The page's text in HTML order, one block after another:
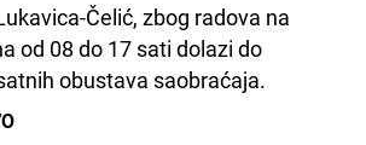
Čelić, zbog radova na
od 08 do 17 sati dolazi do
obustava saobraćaja.